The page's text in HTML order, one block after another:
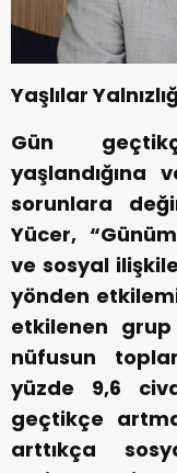
Yaşlılar
Gün
yaşlandığına
sorunlara
Yücer,
ve sosyal
yönden
etkilenen grup
nüfusun
yüzde 9,6
geçtikçe
arttıkça